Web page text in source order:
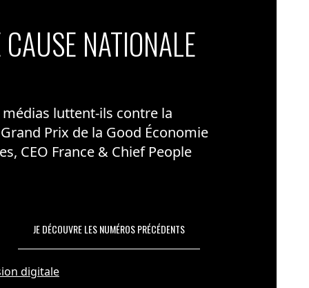
NATIONALE
luttent-ils contre la
Prix de la Good Économie
CEO France & Chief People
JE DÉCOUVRE LES NUMÉROS PRÉCÉDENTS
digitale